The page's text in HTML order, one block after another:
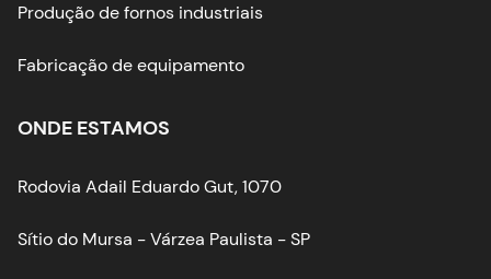
Produção de fornos industriais
Fabricação de equipamento
ONDE ESTAMOS
Rodovia Adail Eduardo Gut, 1070
Sítio do Mursa - Várzea Paulista - SP